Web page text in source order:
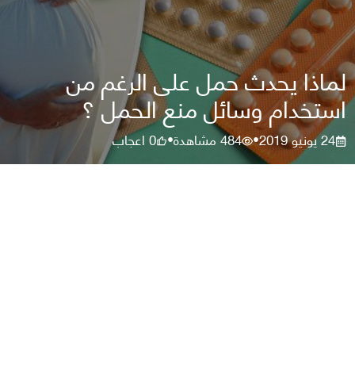
لماذا يحدث حمل على الرغم من
استخدام وسائل منع الحمل ؟
24 يونيو 2019 •
484مشاهدة•
0اعجاب